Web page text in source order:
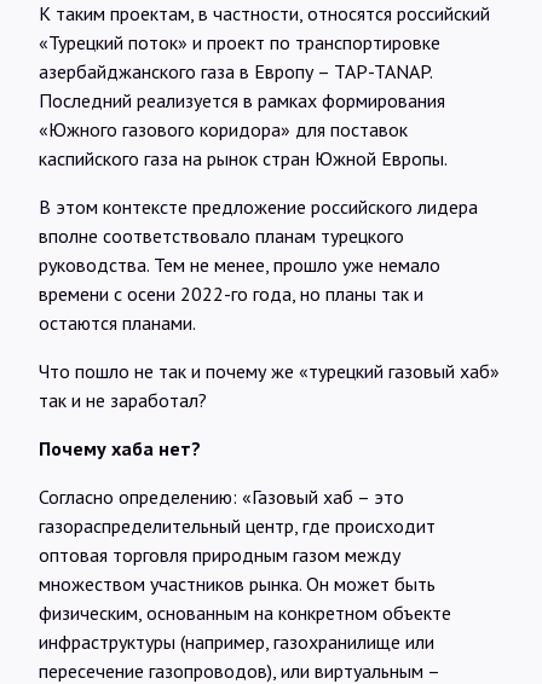
К таким проектам, в частности, относятся российский
«Турецкий поток» и проект по транспортировке
азербайджанского газа в Европу – TAP-TANAP.
Последний реализуется в рамках формирования
«Южного газового коридора» для поставок
каспийского газа на рынок стран Южной Европы.
В этом контексте предложение российского лидера
вполне соответствовало планам турецкого
руководства. Тем не менее, прошло уже немало
времени с осени 2022-го года, но планы так и
остаются планами.
Что пошло не так и почему же «турецкий газовый хаб»
так и не заработал?
Почему хаба нет?
Согласно определению: «Газовый хаб – это
газораспределительный центр, где происходит
оптовая торговля природным газом между
множеством участников рынка. Он может быть
физическим, основанным на конкретном объекте
инфраструктуры (например, газохранилище или
пересечение газопроводов), или виртуальным –